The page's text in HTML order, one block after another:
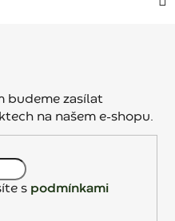
budeme zasílat
na našem e-shopu.
s podmínkami